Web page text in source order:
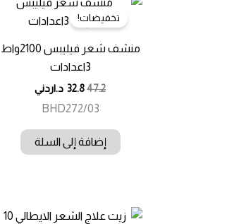
تخفيضات!
منشف شعر فيليبس 2100واط
3اعدادات
47.2
32.8 د.اردني
BHD272/03
إضافة إلى السلة